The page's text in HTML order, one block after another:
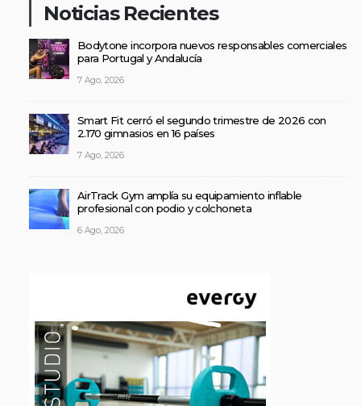
Noticias Recientes
Bodytone incorpora nuevos responsables comerciales
para Portugal y Andalucía
7 Ago, 2026
Smart Fit cerró el segundo trimestre de 2026 con
2.170 gimnasios en 16 países
7 Ago, 2026
AirTrack Gym amplía su equipamiento inflable
profesional con podio y colchoneta
6 Ago, 2026